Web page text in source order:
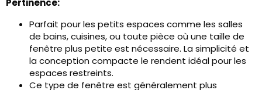
Pertinence:
Parfait pour les petits espaces comme les salles
de bains, cuisines, ou toute pièce où une taille de
fenêtre plus petite est nécessaire. La simplicité et
la conception compacte le rendent idéal pour les
espaces restreints.
Ce type de fenêtre est généralement plus